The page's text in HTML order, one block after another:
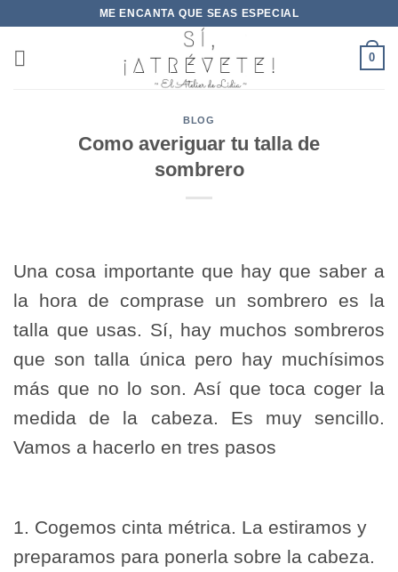
contenido
ME ENCANTA QUE SEAS ESPECIAL
0
BLOG
Como averiguar tu talla de
sombrero
Una cosa importante que hay que saber a
la hora de comprase un sombrero es la
talla que usas. Sí, hay muchos sombreros
que son talla única pero hay muchísimos
más que no lo son. Así que toca coger la
medida de la cabeza. Es muy sencillo.
Vamos a hacerlo en tres pasos
1. Cogemos cinta métrica. La estiramos y
preparamos para ponerla sobre la cabeza.